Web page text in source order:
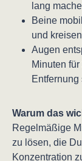
lang
Beine
und
Augen
Minuten
Entfernung
Warum das
Regelmäßige
zu lösen, die
Konzentration